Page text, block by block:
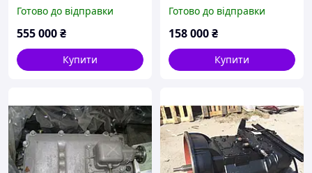
238НД3, 238НД5, 238ДК,
238М2, 238Д2,
Готово до відправки
555 000₴
Купити
Готово до відправки
158 000₴
Купити